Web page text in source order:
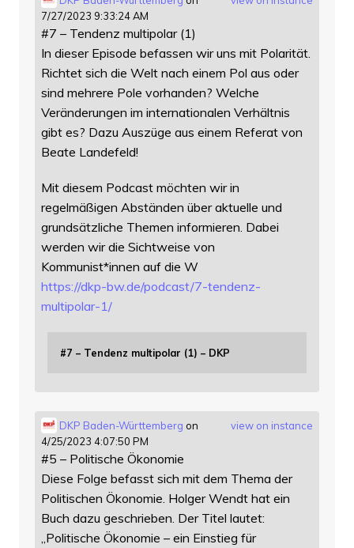
7/27/2023 9:33:24 AM
#7 – Tendenz multipolar (1)
In dieser Episode befassen wir uns mit Polarität.
Richtet sich die Welt nach einem Pol aus oder
sind mehrere Pole vorhanden? Welche
Veränderungen im internationalen Verhältnis
gibt es? Dazu Auszüge aus einem Referat von
Beate Landefeld!
Mit diesem Podcast möchten wir in
regelmäßigen Abständen über aktuelle und
grundsätzliche Themen informieren. Dabei
werden wir die Sichtweise von
Kommunist*innen auf die W
https://dkp-bw.de/podcast/7-tendenz-
multipolar-1/
#7 – Tendenz multipolar (1) – DKP
view on instance
DKP Baden-Württemberg on
4/25/2023 4:07:50 PM
#5 – Politische Ökonomie
Diese Folge befasst sich mit dem Thema der
Politischen Ökonomie. Holger Wendt hat ein
Buch dazu geschrieben. Der Titel lautet:
„Politische Ökonomie – ein Einstieg für